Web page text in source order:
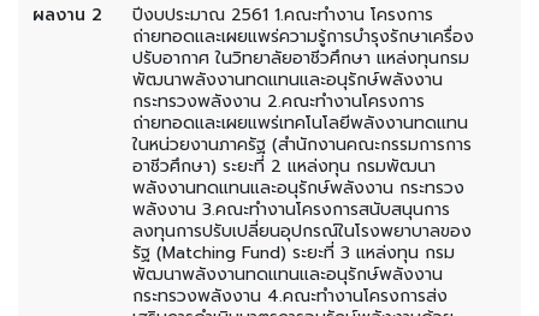
ผลงาน 2
ปีงบประมาณ 2561 1.คณะทำงาน โครงการ
ถ่ายทอดและเผยแพร่ความรู้การบำรุงรักษาเครื่อง
ปรับอากาศ ในวิทยาลัยอาชีวศึกษา แหล่งทุนกรม
พัฒนาพลังงานทดแทนและอนุรักษ์พลังงาน
กระทรวงพลังงาน 2.คณะทำงานโครงการ
ถ่ายทอดและเผยแพร่เทคโนโลยีพลังงานทดแทน
ในหน่วยงานภาครัฐ (สำนักงานคณะกรรมการการ
อาชีวศึกษา) ระยะที่ 2 แหล่งทุน กรมพัฒนา
พลังงานทดแทนและอนุรักษ์พลังงาน กระทรวง
พลังงาน 3.คณะทำงานโครงการสนับสนุนการ
ลงทุนการปรับเปลี่ยนอุปกรณ์ในโรงพยาบาลของ
รัฐ (Matching Fund) ระยะที่ 3 แหล่งทุน กรม
พัฒนาพลังงานทดแทนและอนุรักษ์พลังงาน
กระทรวงพลังงาน 4.คณะทำงานโครงการส่ง